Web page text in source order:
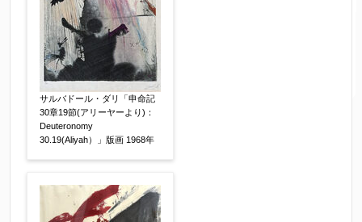
サルバドール・ダリ「申命記
30章19節(アリーヤーより)：
Deuteronomy
30.19(Aliyah）」版画 1968年